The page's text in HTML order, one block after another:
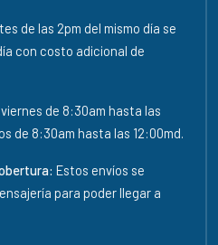
de las 2pm del mismo día se
con costo adicional de
de 8:30am hasta las
de 8:30am hasta las 12:00md.
Estos envíos se
para poder llegar a